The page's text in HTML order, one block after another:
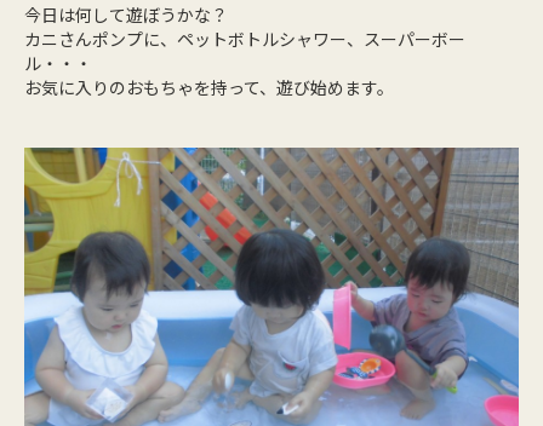
今日は何して遊ぼうかな？
カニさんポンプに、ペットボトルシャワー、スーパーボー
ル・・・
お気に入りのおもちゃを持って、遊び始めます。